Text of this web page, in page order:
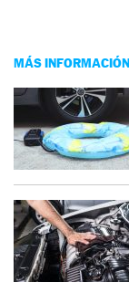
MÁS INFORMACIÓN